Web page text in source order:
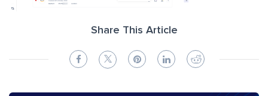
Share This Article